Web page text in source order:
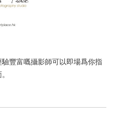
豐富嘅攝影師可以即場爲你指